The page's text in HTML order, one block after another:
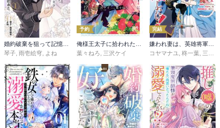
婚約破棄を狙って記憶喪失のフリをしたら、素っ気ない態度だった婚約者が「記憶を失う前の君は、俺にベタ惚れだった」という、とんでもない嘘をつき始めた（コミック）
琴子, 雨壱絵穹, よね
予約
俺様王太子に拾われた崖っぷち令嬢、お飾り側妃になる…はずが溺愛されてます！？
葉々ねろ, 三沢ケイ
完結
嫌われ妻は、英雄将軍と離婚したい！ いきなり帰ってきて溺愛なんて信じません。
コヤマナユ, 柊一葉, 三浦ひらく